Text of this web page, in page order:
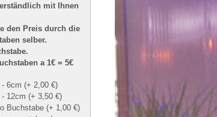
mit Ihnen
den Preis durch die
selber.
a 1€ = 5€
6cm (+ 2,00 €)
12cm (+ 3,50 €)
Buchstabe (+ 1,00 €)